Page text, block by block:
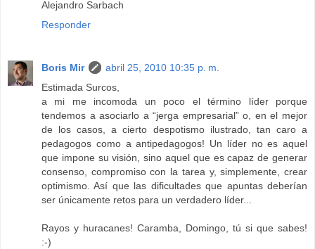
Alejandro Sarbach
Responder
Boris Mir
abril 25, 2010 10:35 p. m.
Estimada Surcos,
a mi me incomoda un poco el término líder porque
tendemos a asociarlo a “jerga empresarial” o, en el mejor
de los casos, a cierto despotismo ilustrado, tan caro a
pedagogos como a antipedagogos! Un líder no es aquel
que impone su visión, sino aquel que es capaz de generar
consenso, compromiso con la tarea y, simplemente, crear
optimismo. Así que las dificultades que apuntas deberían
ser únicamente retos para un verdadero líder...
Rayos y huracanes! Caramba, Domingo, tú si que sabes!
:-)